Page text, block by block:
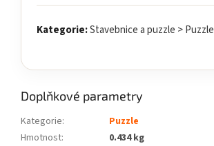
Kategorie:Stavebnice a puzzle > Puzzle
Doplňkové parametry
Kategorie:
Puzzle
Hmotnost:
0.434 kg